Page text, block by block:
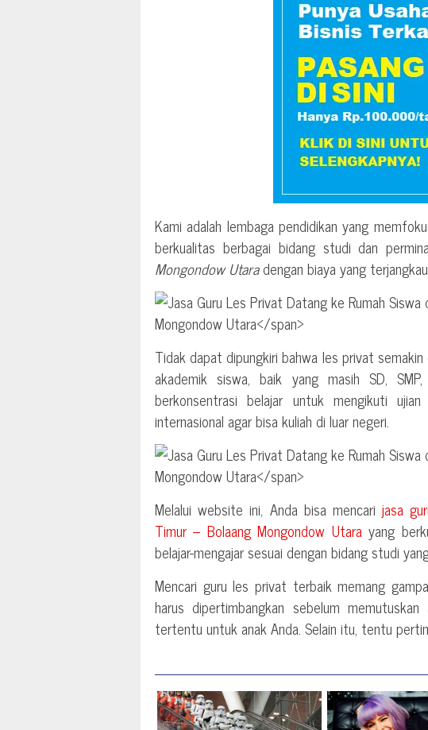
Kami adalah lembaga pendidikan yang
berkualitas berbagai bidang studi dan
Mongondow Utaradengan biaya yang
Tidak dapat dipungkiri bahwa les privat
akademik siswa, baik yang masih SD,
berkonsentrasi belajar untuk mengikuti
internasional agar bisa kuliah di luar negeri.
Melalui website ini, Anda bisa mencarijasa
Timur – Bolaang Mongondow Utarayang
belajar-mengajar sesuai dengan bidang studi
Mencari guru les privat terbaik memang
harus dipertimbangkan sebelum
tertentu untuk anak Anda. Selain itu, tentu